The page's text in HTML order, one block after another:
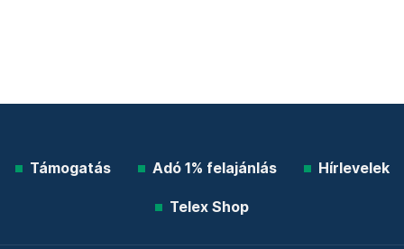
Támogatás Adó 1% felajánlás Hírlevelek
Telex Shop